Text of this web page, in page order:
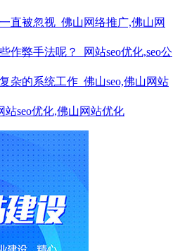
直被忽视_佛山网络推广,佛山网
作弊手法呢？_网站seo优化,seo公
杂的系统工作_佛山seo,佛山网站
站seo优化,佛山网站优化